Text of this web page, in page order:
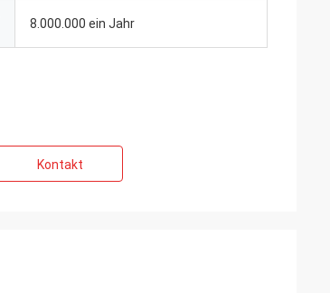
8.000.000 ein Jahr
Kontakt